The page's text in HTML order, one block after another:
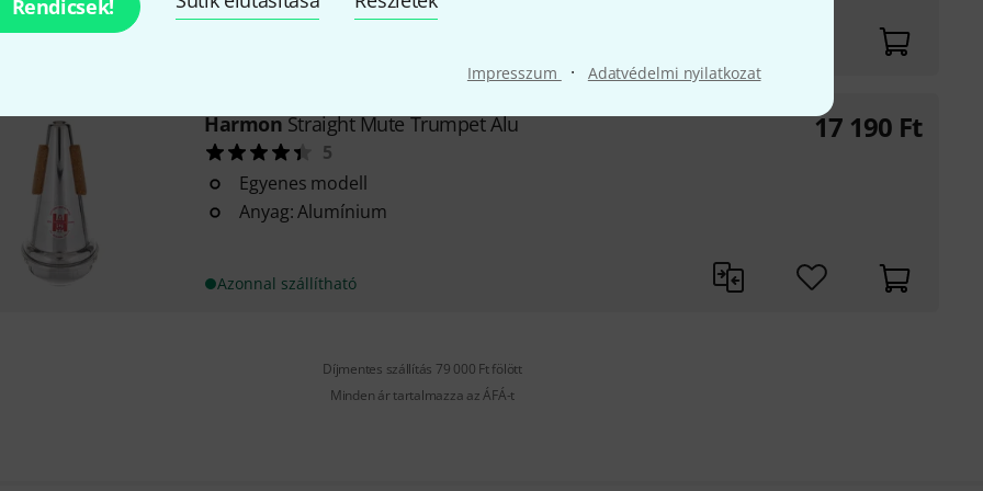
Rendicsek!
Impresszum · Adatvédelmi nyilatkozat
HarmonStraight Mute Trumpet Alu
5
Egyenes modell
Anyag: Alumínium
Azonnal szállítható
17 190 Ft
Díjmentes szállítás 79 000 Ft fölött
Minden ár tartalmazza az ÁFÁ-t